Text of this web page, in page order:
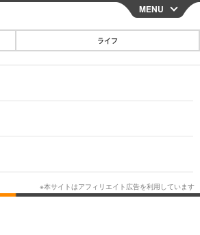
CLOSE
MENU
ライフ